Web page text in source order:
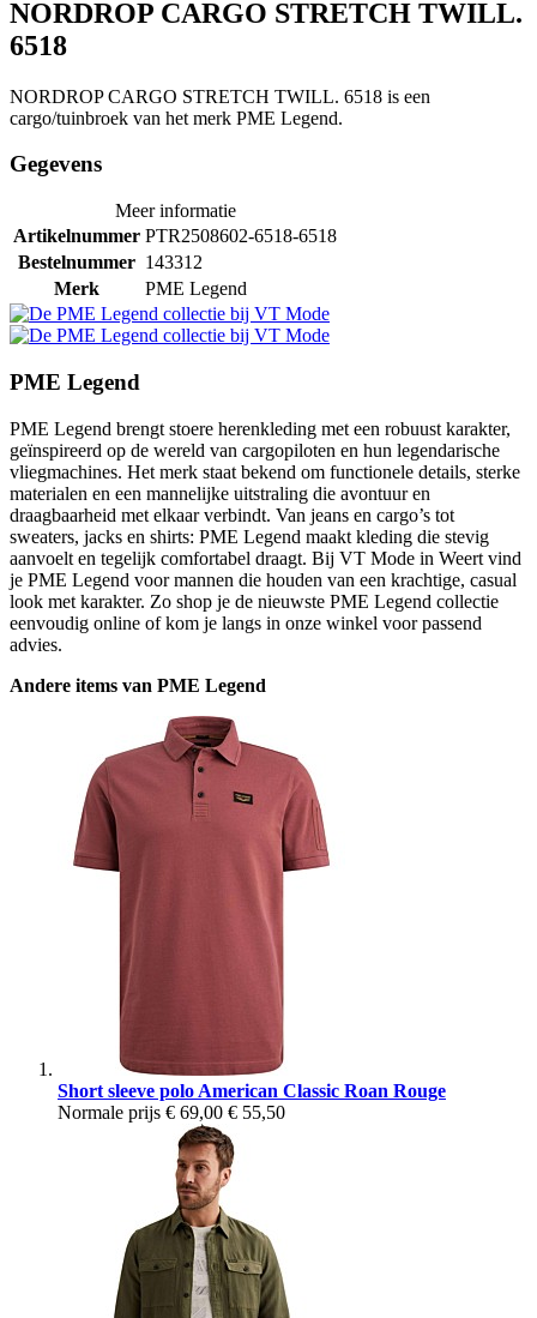
NORDROP CARGO STRETCH TWILL.
6518
NORDROP CARGO STRETCH TWILL. 6518 is een
cargo/tuinbroek van het merk PME Legend.
Gegevens
Meer informatie
Artikelnummer PTR2508602-6518-6518
Bestelnummer 143312
Merk
PME Legend
PME Legend
PME Legend brengt stoere herenkleding met een robuust karakter,
geïnspireerd op de wereld van cargopiloten en hun legendarische
vliegmachines. Het merk staat bekend om functionele details, sterke
materialen en een mannelijke uitstraling die avontuur en
draagbaarheid met elkaar verbindt. Van jeans en cargo’s tot
sweaters, jacks en shirts: PME Legend maakt kleding die stevig
aanvoelt en tegelijk comfortabel draagt. Bij VT Mode in Weert vind
je PME Legend voor mannen die houden van een krachtige, casual
look met karakter. Zo shop je de nieuwste PME Legend collectie
eenvoudig online of kom je langs in onze winkel voor passend
advies.
Andere items van PME Legend
Short sleeve polo American Classic Roan Rouge
Normale prijs € 69,00 € 55,50